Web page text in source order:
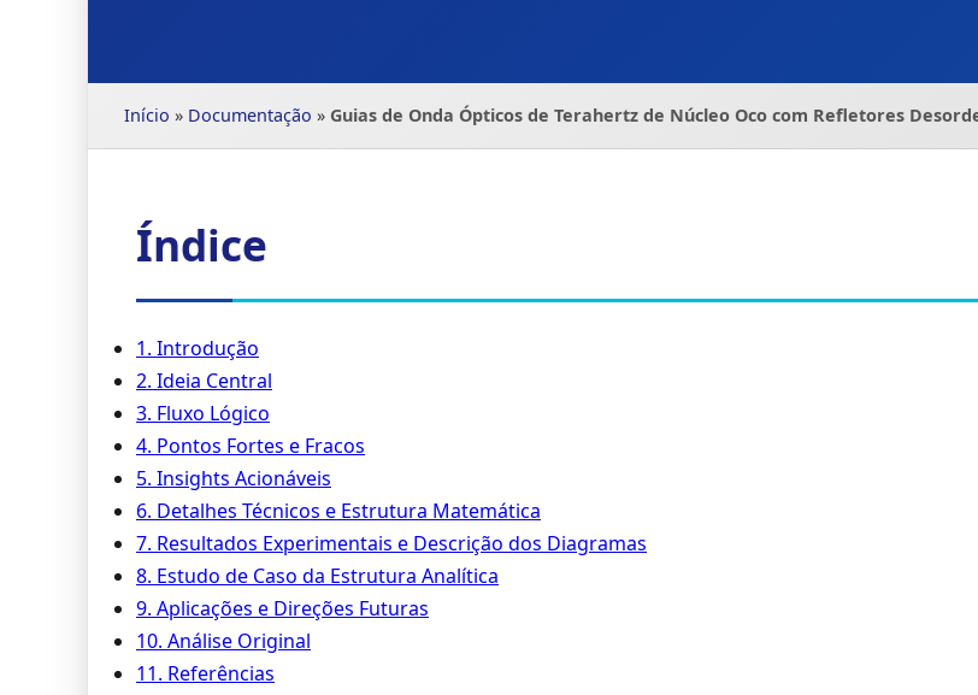
Início » Documentação » Guias de Onda Ópticos de Terahertz de Núcleo Oco com Refletores
Índice
1. Introdução
2. Ideia Central
3. Fluxo Lógico
4. Pontos Fortes e Fracos
5. Insights Acionáveis
6. Detalhes Técnicos e Estrutura Matemática
7. Resultados Experimentais e Descrição dos Diagramas
8. Estudo de Caso da Estrutura Analítica
9. Aplicações e Direções Futuras
10. Análise Original
11. Referências